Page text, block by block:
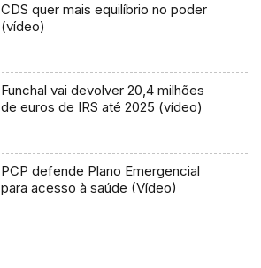
CDS quer mais equilíbrio no poder
(vídeo)
Funchal vai devolver 20,4 milhões
de euros de IRS até 2025 (vídeo)
PCP defende Plano Emergencial
para acesso à saúde (Vídeo)